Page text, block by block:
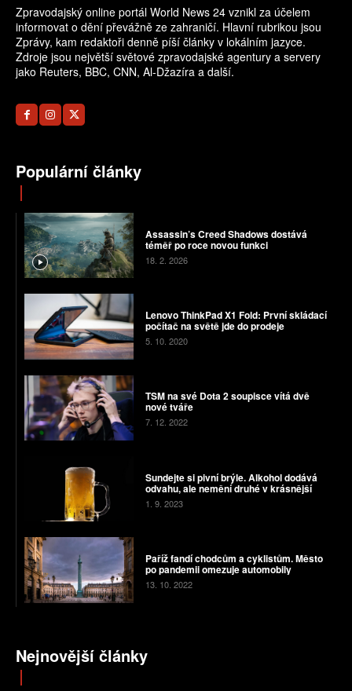
Zpravodajský online portál World News 24 vznikl za účelem
informovat o dění převážně ze zahraničí. Hlavní rubrikou jsou
Zprávy, kam redaktoři denně píší články v lokálním jazyce.
Zdroje jsou největší světové zpravodajské agentury a servery
jako Reuters, BBC, CNN, Al-Džazíra a další.
Populární články
Assassin’s Creed Shadows dostává
téměř po roce novou funkci
18. 2. 2026
Lenovo ThinkPad X1 Fold: První skládací
počítač na světě jde do prodeje
5. 10. 2020
TSM na své Dota 2 soupisce vítá dvě
nové tváře
7. 12. 2022
Sundejte si pivní brýle. Alkohol dodává
odvahu, ale nemění druhé v krásnější
1. 9. 2023
Paříž fandí chodcům a cyklistům. Město
po pandemii omezuje automobily
13. 10. 2022
Nejnovější články